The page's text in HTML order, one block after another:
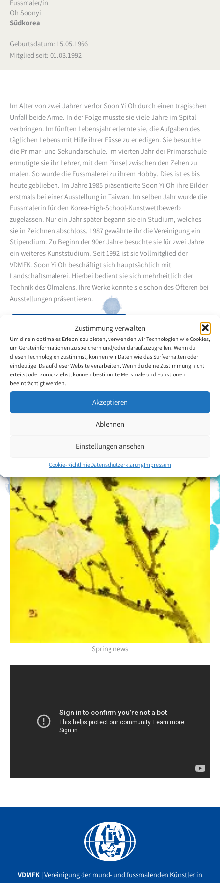
Zustimmung verwalten
Um dir ein optimales Erlebnis zu bieten, verwenden wir Technologien wie Cookies,
um Geräteinformationen zu speichern und/oder darauf zuzugreifen. Wenn du
diesen Technologien zustimmst, können wir Daten wie das Surfverhalten oder
eindeutige IDs auf dieser Website verarbeiten. Wenn du deine Zustimmung nicht
erteilst oder zurückziehst, können bestimmte Merkmale und Funktionen
beeinträchtigt werden.
Akzeptieren
Ablehnen
Einstellungen ansehen
Cookie-RichtlinieDatenschutzerklärungImpressum
Fussmaler/in
Oh Soonyi
Südkorea
Geburtsdatum: 15.05.1966
Mitglied seit: 01.03.1992
Im Alter von zwei Jahren verlor Soon Yi Oh durch einen tragischen
Unfall beide Arme. In der Folge musste sie viele Jahre im Spital
verbringen. Im fünften Lebensjahr erlernte sie, die Aufgaben des
täglichen Lebens mit Hilfe ihrer Füsse zu erledigen. Sie besuchte
die Primar- und Sekundarschule. Im vierten Jahr der Primarschule
ermutigte sie ihr Lehrer, mit dem Pinsel zwischen den Zehen zu
malen. So wurde die Fussmalerei zu ihrem Hobby. Dies ist es bis
heute geblieben. Im Jahre 1985 präsentierte Soon Yi Oh ihre Bilder
erstmals bei einer Ausstellung in Taiwan. Im selben Jahr wurde die
Fussmalerin für den Korea-High-School-Kunstwettbewerb
zugelassen. Nur ein Jahr später begann sie ein Studium, welches
sie in Zeichnen abschloss. 1987 gewährte ihr die Vereinigung ein
Stipendium. Zu Beginn der 90er Jahre besuchte sie für zwei Jahre
ein weiteres Kunststudium. Seit 1992 ist sie Vollmitglied der
VDMFK. Soon Yi Oh beschäftigt sich hauptsächlich mit
Landschaftsmalerei. Hierbei bedient sie sich mehrheitlich der
Technik des Ölmalens. Ihre Werke konnte sie schon des Öfteren bei
Ausstellungen präsentieren.
Zurück zur Künstlerübersicht
Spring news
VDMFK | Vereinigung der mund- und fussmalenden Künstler in
Facebook
YouTube
Instagram